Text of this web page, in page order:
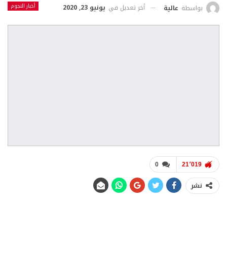
أخبار النجوم بواسطة عالية أخر تعديل في يونيو 23, 2020
0 21٬019
نشر